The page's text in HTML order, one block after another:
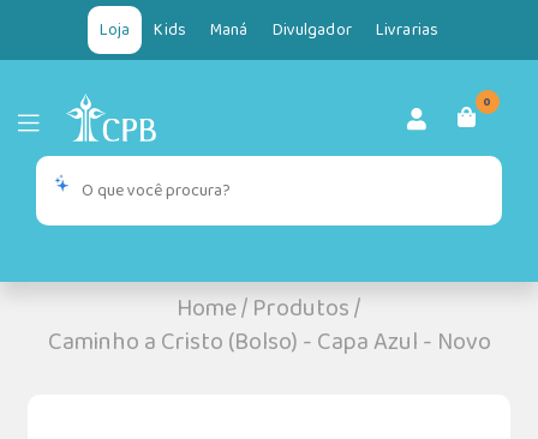
Loja Kids Maná Divulgador Livrarias
0
Home/Produtos/
Caminho a Cristo (Bolso) - Capa Azul - Novo